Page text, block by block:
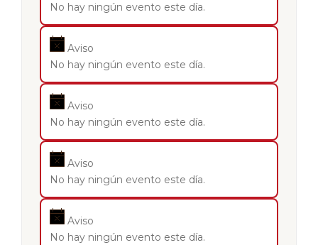
No hay ningún evento este día.
Aviso
No hay ningún evento este día.
Aviso
No hay ningún evento este día.
Aviso
No hay ningún evento este día.
Aviso
No hay ningún evento este día.